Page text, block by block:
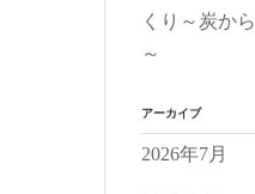
くり～炭か
～
アーカイブ
2026年7月